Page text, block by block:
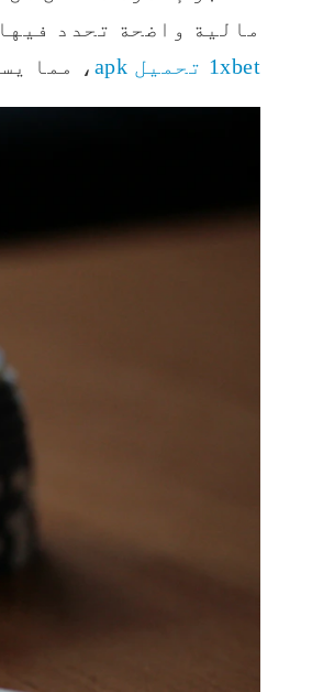
مالية واضحة تحدد
1xbet تحميل apk
، مما